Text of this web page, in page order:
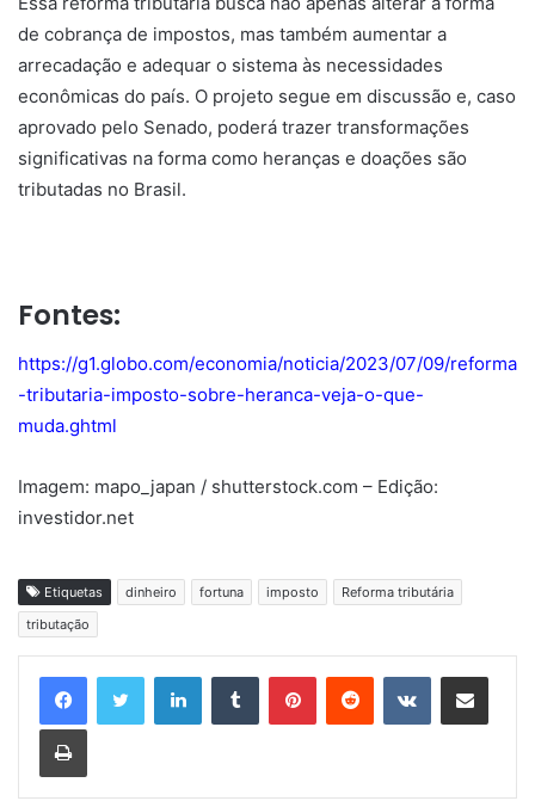
de cobrança de impostos, mas também aumentar a
arrecadação e adequar o sistema às necessidades
econômicas do país. O projeto segue em discussão e, caso
aprovado pelo Senado, poderá trazer transformações
significativas na forma como heranças e doações são
tributadas no Brasil.
Fontes:
https://g1.globo.com/economia/noticia/2023/07/09/reforma
-tributaria-imposto-sobre-heranca-veja-o-que-
muda.ghtml
Imagem: mapo_japan / shutterstock.com – Edição:
investidor.net
Etiquetas dinheiro fortuna imposto
Reforma tributária
tributação